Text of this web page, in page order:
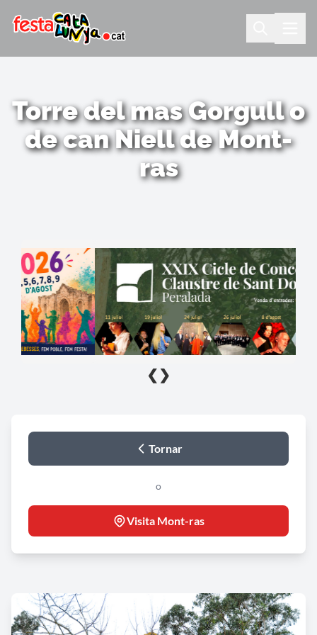
Torre del mas Gorgull o
de can Niell de Mont-
ras
❮ ❯
Tornar
o
Visita Mont-ras